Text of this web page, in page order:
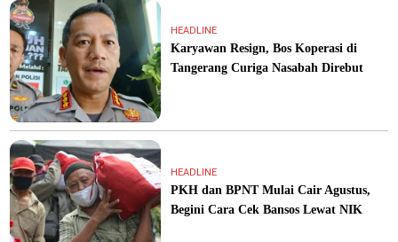
HEADLINE
Karyawan Resign, Bos Koperasi di
Tangerang Curiga Nasabah Direbut
HEADLINE
PKH dan BPNT Mulai Cair Agustus,
Begini Cara Cek Bansos Lewat NIK